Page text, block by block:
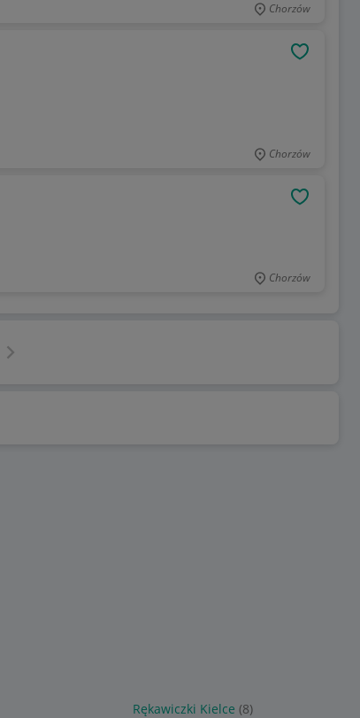
Chorzów
Chorzów
Chorzów
Następna strona
Rękawiczki Kielce (8)